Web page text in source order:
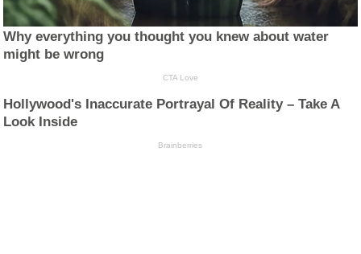
Why everything you thought you knew about water
might be wrong
CTA Love
Hollywood's Inaccurate Portrayal Of Reality – Take A
Look Inside
Brainberries